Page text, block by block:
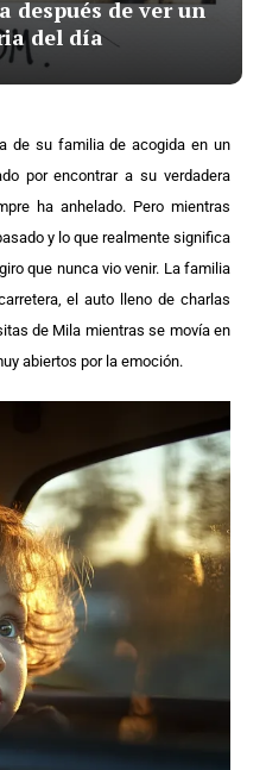
después de ver un
del día
de su familia de acogida en un
por encontrar a su verdadera
ha anhelado. Pero mientras
y lo que realmente significa
que nunca vio venir. La familia
el auto lleno de charlas
de Mila mientras se movía en
abiertos por la emoción.